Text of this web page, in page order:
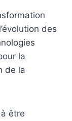
des
la
de la
être